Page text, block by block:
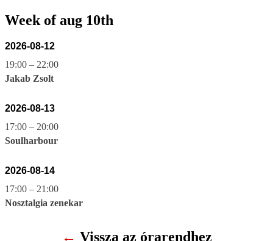
Week of aug 10th
2026-08-12
19:00 – 22:00
Jakab Zsolt
2026-08-13
17:00 – 20:00
Soulharbour
2026-08-14
17:00 – 21:00
Nosztalgia zenekar
← Vissza az órarendhez